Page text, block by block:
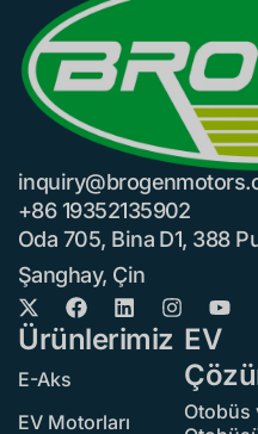
+86 19352135902
Oda 705, Bina D1, 388
Şanghay, Çin
Ürünlerimiz
E-Aks
EV Motorları
EV
Otobüs